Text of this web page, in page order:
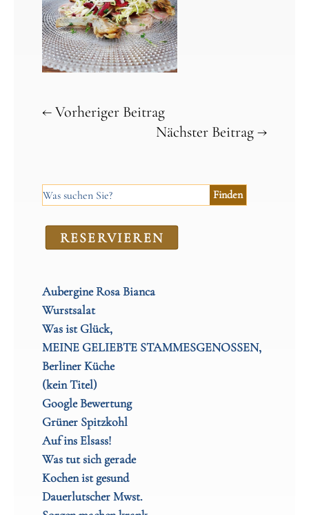
←Vorheriger Beitrag
Nächster Beitrag→
RE­SER­VIEREN
Aubergine Rosa Bianca
Wurstsalat
Was ist Glück,
MEINE GELIEBTE STAMMESGENOSSEN,
Berliner Küche
(kein Titel)
Google Bewertung
Grüner Spitzkohl
Auf ins Elsass!
Was tut sich gerade
Kochen ist gesund
Dauerlutscher Mwst.